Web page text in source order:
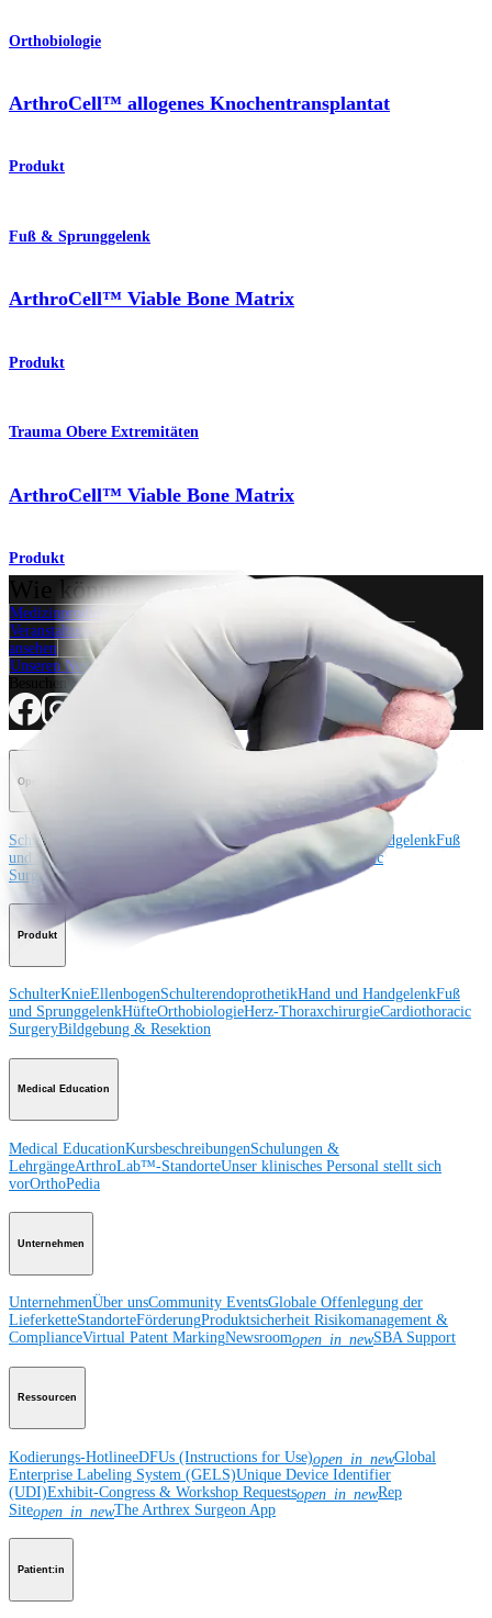
Orthobiologie
ArthroCell™ allogenes Knochentransplantat
Produkt
Fuß & Sprunggelenk
ArthroCell™ Viable Bone Matrix
Produkt
Trauma Obere Extremitäten
ArthroCell™ Viable Bone Matrix
Produkt
Wie können wir Ihnen helfen?
Medizinproduktberater:in kontaktieren
Veranstaltungen, Lab-Vorführungen und Schulungsmöglichkeiten
ansehen
Unseren Newsletter abonnieren
Besuchen Sie uns
Operationsverfahren
Schulter Schulterendoprothetik Hand und HandgelenkFuß
und Sprunggelenk
OrthobiologieCardiothoracic
SurgeryWirbelsäule
Produkt
SchulterKnieEllenbogenSchulterendoprothetikHand und HandgelenkFuß
und SprunggelenkHüfteOrthobiologieHerz-ThoraxchirurgieCardiothoracic
SurgeryBildgebung & Resektion
Medical Education
Medical EducationKursbeschreibungenSchulungen &
LehrgängeArthroLab™-StandorteUnser klinisches Personal stellt sich
vorOrthoPedia
Unternehmen
UnternehmenÜber unsCommunity EventsGlobale Offenlegung der
LieferketteStandorteFörderungProduktsicherheit Risikomanagement &
ComplianceVirtual Patent MarkingNewsroomopen_in_newSBA Support
Ressourcen
Kodierungs-HotlineeDFUs (Instructions for Use)open_in_newGlobal
Enterprise Labeling System (GELS)Unique Device Identifier
(UDI)Exhibit-Congress & Workshop Requestsopen_in_newRep
Siteopen_in_newThe Arthrex Surgeon App
Patient:in